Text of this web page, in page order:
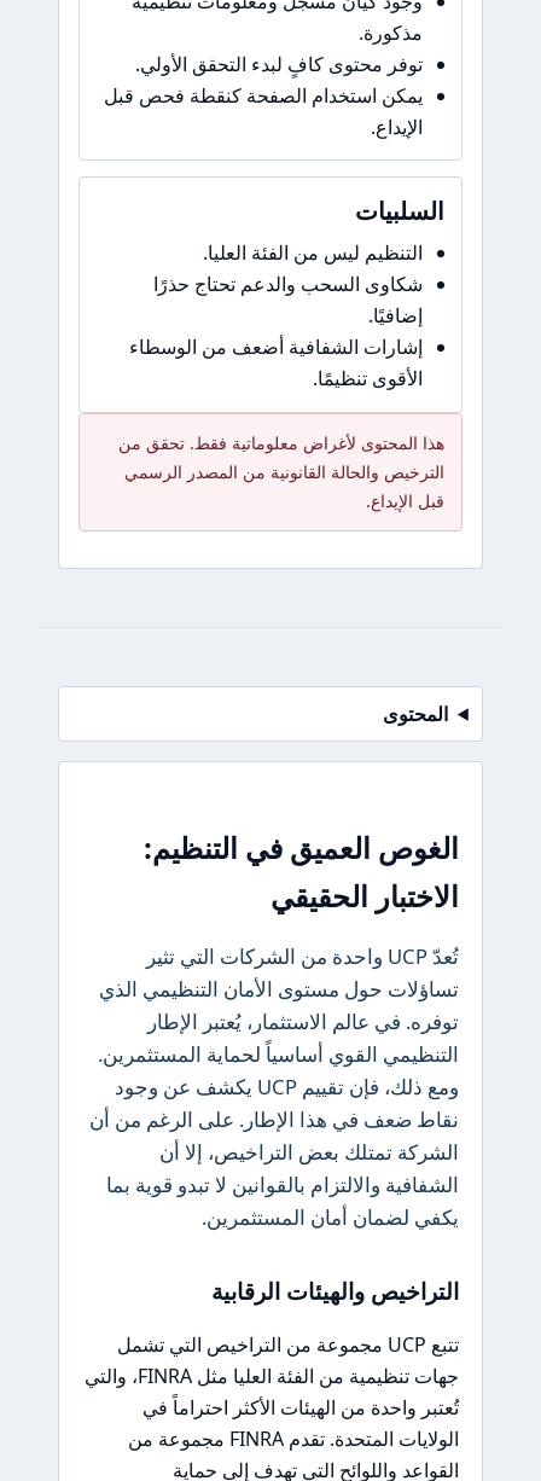
مذكورة.
توفر محتوى كافٍ لبدء التحقق الأولي.
يمكن استخدام الصفحة كنقطة فحص قبل
الإيداع.
السلبيات
التنظيم ليس من الفئة العليا.
شكاوى السحب والدعم تحتاج حذرًا
إضافيًا.
إشارات الشفافية أضعف من الوسطاء
الأقوى تنظيمًا.
هذا المحتوى لأغراض معلوماتية فقط. تحقق من
الترخيص والحالة القانونية من المصدر الرسمي
قبل الإيداع.
المحتوى
الغوص العميق في التنظيم:
الاختبار الحقيقي
تُعدّ UCP واحدة من الشركات التي تثير
تساؤلات حول مستوى الأمان التنظيمي الذي
توفره. في عالم الاستثمار، يُعتبر الإطار
التنظيمي القوي أساسياً لحماية المستثمرين.
ومع ذلك، فإن تقييم UCP يكشف عن وجود
نقاط ضعف في هذا الإطار. على الرغم من أن
الشركة تمتلك بعض التراخيص، إلا أن
الشفافية والالتزام بالقوانين لا تبدو قوية بما
يكفي لضمان أمان المستثمرين.
التراخيص والهيئات الرقابية
تتبع UCP مجموعة من التراخيص التي تشمل
جهات تنظيمية من الفئة العليا مثل FINRA، والتي
تُعتبر واحدة من الهيئات الأكثر احتراماً في
الولايات المتحدة. تقدم FINRA مجموعة من
القواعد واللوائح التي تهدف إلى حماية